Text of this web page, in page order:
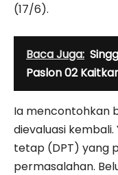
(17/6).
Baca Juga:
Paslon 02
Ia mencontohkan
dievaluasi
tetap (DPT) yang
permasalahan.